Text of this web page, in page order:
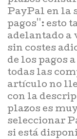
PayPal en la
pagos'': esto
adelantado a
sin costes
de los pagos
todas las
artículo no
con la
plazos es
seleccionar
si está